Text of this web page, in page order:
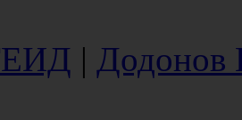
| Додонов